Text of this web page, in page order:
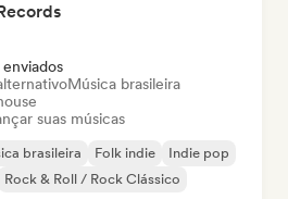
Música brasileira
suas músicas
brasileira Folk indie
Indie pop
Rock & Roll / Rock Clássico